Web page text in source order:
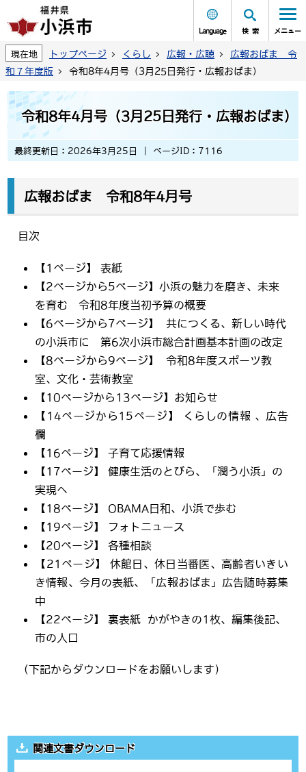
Language 検索 メニュー
現在地 トップページ くらし 広報・広聴
広報おばま 令
和７年度版
令和8年4月号（3月25日発行・広報おばま)
令和8年4月号（3月25日発行・広報おばま)
最終更新日：2026年3月25日 ページID：7116
広報おばま 令和8年4月号
目次
【1ページ】 表紙
【2ページから5ページ】小浜の魅力を磨き、未来
を育む 令和8年度当初予算の概要
【6ページから7ページ】 共につくる、新しい時代
の小浜市に 第6次小浜市総合計画基本計画の改定
【8ページから9ページ】 令和8年度スポーツ教
室、文化・芸術教室
【10ページから13ページ】お知らせ
【14ページから15ページ】 くらしの情報 、広告
欄
【16ページ】 子育て応援情報
【17ページ】 健康生活のとびら、「潤う小浜」の
実現へ
【18ページ】 OBAMA日和、小浜で歩む
【19ページ】 フォトニュース
【20ページ】 各種相談
【21ページ】 休館日、休日当番医、高齢者いきい
き情報、今月の表紙、「広報おばま」広告随時募集
中
【22ページ】 裏表紙 かがやきの1枚、編集後記、
市の人口
（下記からダウンロードをお願いします）
関連文書ダウンロード